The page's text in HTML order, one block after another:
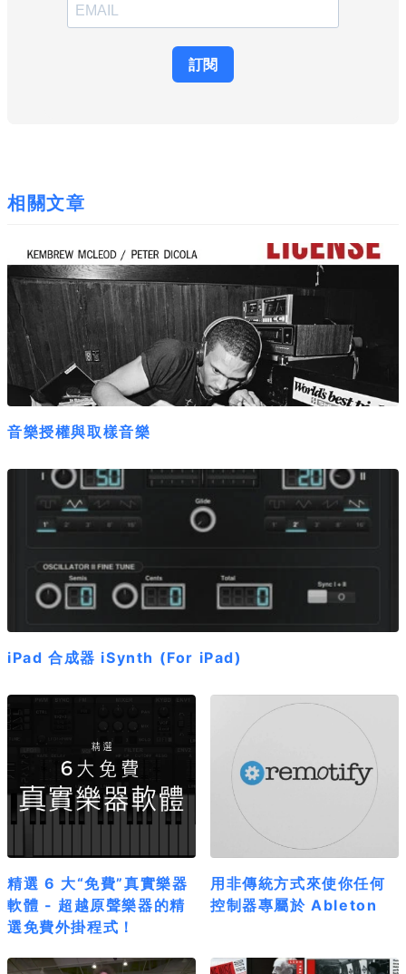
相關文章
音樂授權與取樣音樂
iPad 合成器 iSynth (For iPad)
精選 6 大“免費”真實樂器
軟體 - 超越原聲樂器的精
選免費外掛程式！
用非傳統方式來使你任何
控制器專屬於 Ableton